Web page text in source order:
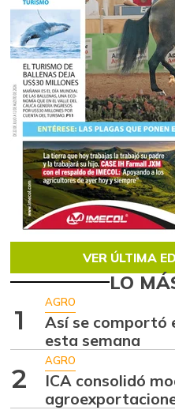
VER ÚLTIMA
LO
1
AGRO
Así se comportó
esta semana
2
AGRO
ICA consolidó